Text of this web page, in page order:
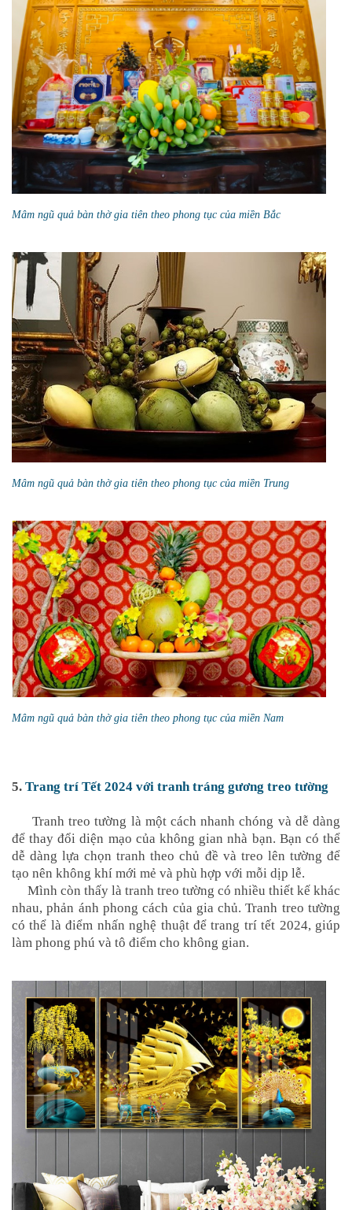
Mâm ngũ quả bàn thờ gia tiên theo phong tục của miền Bắc
Mâm ngũ quả bàn thờ gia tiên theo phong tục của miền Trung
Mâm ngũ quả bàn thờ gia tiên theo phong tục của miền Nam
5. Trang trí Tết 2024 với tranh tráng gương treo tường
Tranh treo tường là một cách nhanh chóng và dễ dàng
để thay đổi diện mạo của không gian nhà bạn. Bạn có thể
dễ dàng lựa chọn tranh theo chủ đề và treo lên tường để
tạo nên không khí mới mẻ và phù hợp với mỗi dịp lễ.
Mình còn thấy là tranh treo tường có nhiều thiết kế khác
nhau, phản ánh phong cách của gia chủ. Tranh treo tường
có thể là điểm nhấn nghệ thuật để trang trí tết 2024, giúp
làm phong phú và tô điểm cho không gian.